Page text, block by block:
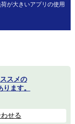
が大きいアプリの使用
スメの
ます。
せる